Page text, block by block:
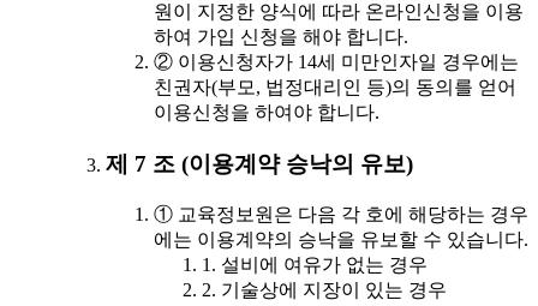
원이 지정한 양식에 따라 온라인신청을 이용
하여 가입 신청을 해야 합니다.
② 이용신청자가 14세 미만인자일 경우에는
친권자(부모, 법정대리인 등)의 동의를 얻어
이용신청을 하여야 합니다.
제 7 조 (이용계약 승낙의 유보)
① 교육정보원은 다음 각 호에 해당하는 경우
에는 이용계약의 승낙을 유보할 수 있습니다.
1. 설비에 여유가 없는 경우
2. 기술상에 지장이 있는 경우